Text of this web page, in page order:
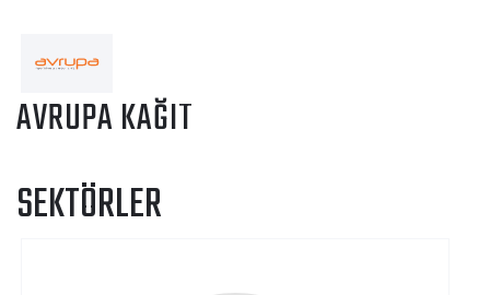
AVRUPA KAĞIT
SEKTÖRLER